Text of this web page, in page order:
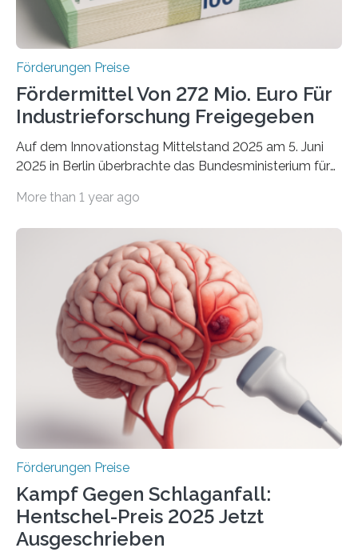
Förderungen Preise
Fördermittel Von 272 Mio. Euro Für
Industrieforschung Freigegeben
Auf dem Innovationstag Mittelstand 2025 am 5. Juni
2025 in Berlin überbrachte das Bundesministerium für
Überplanmäßige Verpflichtungsermächtigungen in
Woche vom Haushaltsausschuss freigegeben – unter
anderem zur Unterstützung der
Industrieforschungsprogramme Industrielle
Gemeinschaftsforschung (IGF), Zentrales
Innovationsprogramm Mittelstand (ZIM) und
Innovationskompetenz INNO-KOM. Auf dem
Innovationstag Mittelstand 2025 am 5. Juni 2025 in
Berlin überbrachte das Bundesministerium für
Wirtschaft und Energie eine gute Nachricht:
Überplanmäßige Verpflichtungsermächtigungen in
More than 1 year ago
Förderungen Preise
Kampf Gegen Schlaganfall:
Hentschel-Preis 2025 Jetzt
Ausgeschrieben